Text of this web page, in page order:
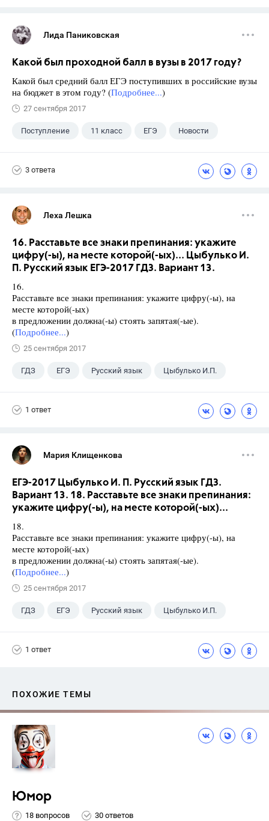
Лида Паниковская
Какой был проходной балл в вузы в 2017 году?
Какой был средний балл ЕГЭ поступивших в российские вузы
на бюджет в этом году? (Подробнее...)
27 сентября 2017
Поступление 11 класс ЕГЭ Новости
3 ответа
Леха Лешка
16. Расставьте все знаки препинания: укажите
цифру(-ы), на месте которой(-ых)... Цыбулько И.
П. Русский язык ЕГЭ-2017 ГДЗ. Вариант 13.
16.
Расставьте все знаки препинания: укажите цифру(-ы), на
месте которой(-ых)
в предложении должна(-ы) стоять запятая(-ые).
(Подробнее...)
25 сентября 2017
ГДЗ ЕГЭ Русский язык Цыбулько И.П.
1 ответ
Мария Клищенкова
ЕГЭ-2017 Цыбулько И. П. Русский язык ГДЗ.
Вариант 13. 18. Расставьте все знаки препинания:
укажите цифру(-ы), на месте которой(-ых)...
18.
Расставьте все знаки препинания: укажите цифру(-ы), на
месте которой(-ых)
в предложении должна(-ы) стоять запятая(-ые).
(Подробнее...)
25 сентября 2017
ГДЗ ЕГЭ Русский язык Цыбулько И.П.
1 ответ
ПОХОЖИЕ ТЕМЫ
Юмор
18 вопросов 30 ответов